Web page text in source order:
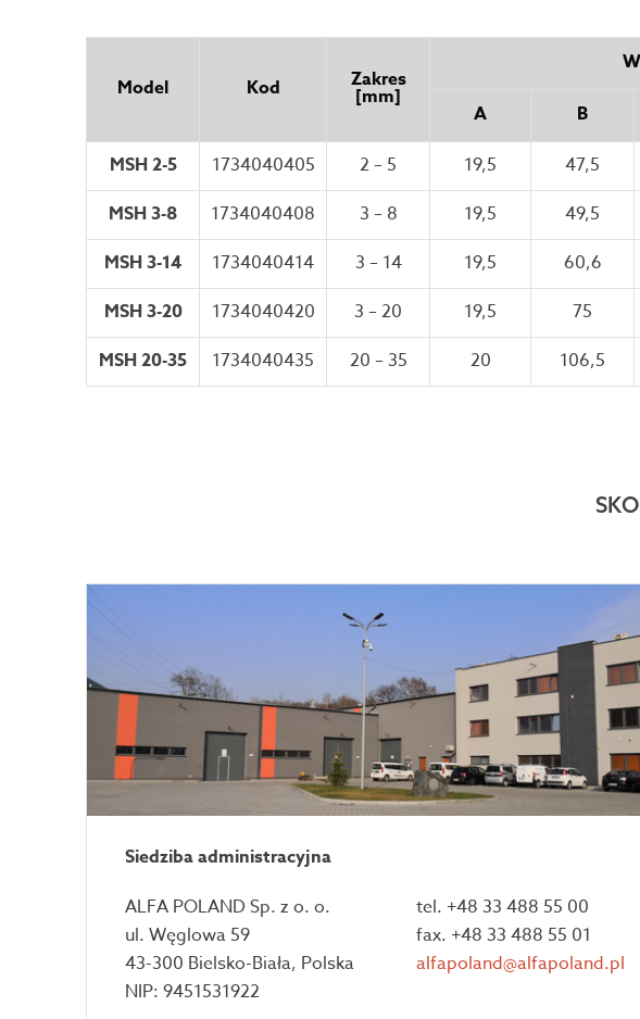
Model Kod Zakres
[mm]
A B
MSH 2-5
1734040405 2 – 5 19,5 47,5
MSH 3-8 1734040408 3 – 8 19,5 49,5
MSH 3-14
1734040414 3 – 14 19,5 60,6
MSH 3-20
1734040420 3 – 20 19,5 75
MSH 20-35
1734040435 20 – 35 20 106,5
Siedziba administracyjna
ALFA POLAND Sp. z o. o.
ul. Węglowa 59
43-300 Bielsko-Biała, Polska
NIP: 9451531922
tel. +48 33 488 55 00
fax. +48 33 488 55 01
alfapoland@alfapoland.pl